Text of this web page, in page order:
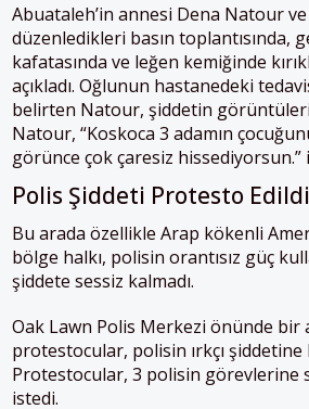
Abuataleh’in annesi Dena Natour
düzenledikleri basın toplantısında,
kafatasında ve leğen kemiğinde
açıkladı. Oğlunun hastanedeki
belirten Natour, şiddetin
Natour, “Koskoca 3 adamın
görünce çok çaresiz hissediyorsun.”
Polis Şiddeti Protesto Edildi
Bu arada özellikle Arap kökenli
bölge halkı, polisin orantısız güç
şiddete sessiz kalmadı.
Oak Lawn Polis Merkezi önünde bir
protestocular, polisin ırkçı şiddetine
Protestocular, 3 polisin görevlerine
istedi.